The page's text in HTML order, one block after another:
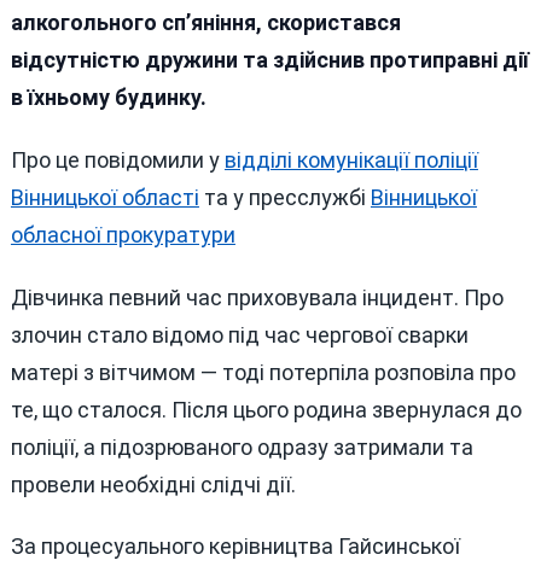
15-
алкогольного сп’яніння, скористався
відсутністю дружини та здійснив протиправні дії
в їхньому будинку.
Про це повідомили у відділі комунікації поліції
Вінницької області та у пресслужбі Вінницької
обласної прокуратури
Дівчинка певний час приховувала інцидент. Про
злочин стало відомо під час чергової сварки
матері з вітчимом — тоді потерпіла розповіла про
те, що сталося. Після цього родина звернулася до
поліції, а підозрюваного одразу затримали та
провели необхідні слідчі дії.
За процесуального керівництва Гайсинської